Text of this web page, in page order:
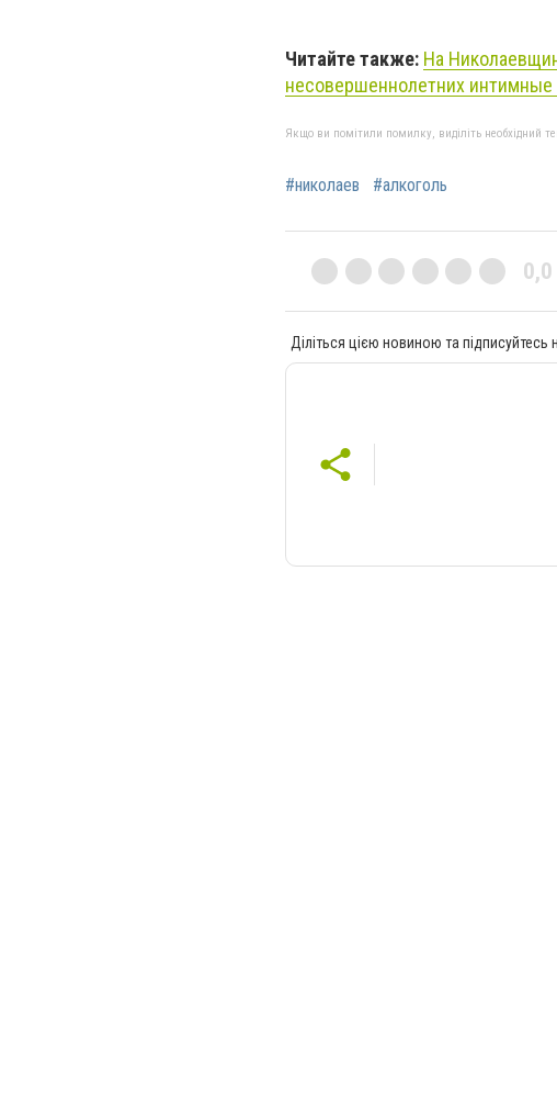
Читайте также: На
несовершеннолетних интимные
Якщо ви помітили помилку, виділіть необхідний
#николаев #алкоголь
0,0
Діліться цією новиною та підписуйтесь